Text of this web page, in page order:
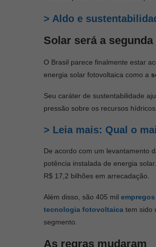
> Aldo e
Solar será a
O Brasil parece finalmente estar
energia solar fotovoltaica como a
Seu caráter de sustentabilidade
pressão sobre os recursos
> Leia mais: Qual o
De acordo com um levantamento
potência instalada de energia
R$ 17,2 bilhões em arrecadação.
Além disso, são 405 mil empregos
tecnologia fotovoltaica tem sido
segmento.
As regras mudaram